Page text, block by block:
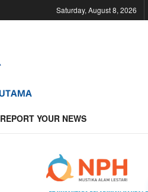
Saturday, August 8, 2026
REPORT YOUR NEWS